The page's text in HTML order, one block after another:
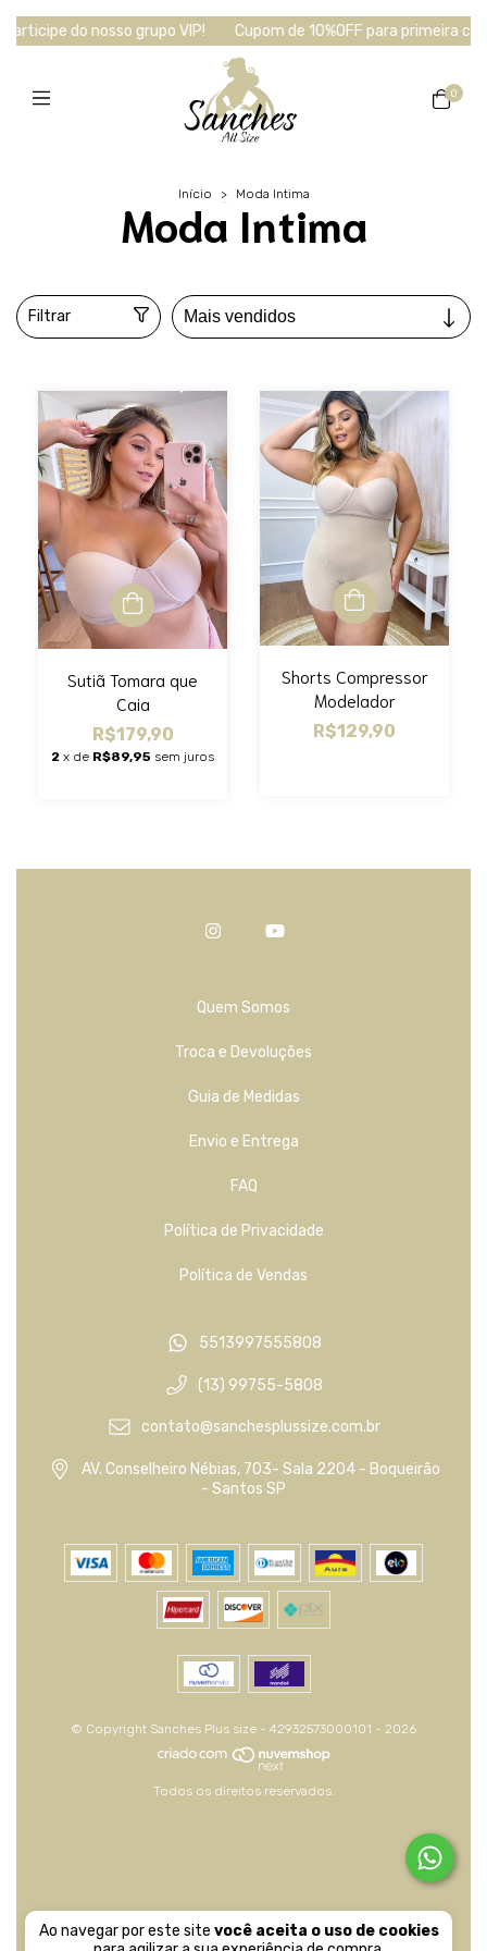
do nosso grupo VIP! Cupom de 10%OFF para primeira
0
Ao navegar por este site você aceita o uso de cookies
Início > Moda Intima
Moda Intima
Filtrar
Sutiã Tomara que
Caia
R$179,90
2 x de R$89,95 sem juros
Shorts Compressor
Modelador
R$129,90
Quem Somos
Troca e Devoluções
Guia de Medidas
Envio e Entrega
FAQ
Política de Privacidade
Política de Vendas
5513997555808
(13) 99755-5808
contato@sanchesplussize.com.br
AV. Conselheiro Nébias, 703- Sala 2204 - Boqueirão
- Santos SP
© Copyright Sanches Plus size - 42932573000101 - 2026
Todos os direitos reservados.